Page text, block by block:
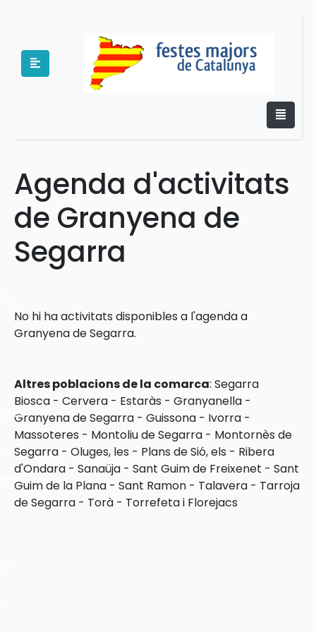
Agenda d'activitats
de Granyena de
Segarra
No hi ha activitats disponibles a l'agenda a
Granyena de Segarra.
Altres poblacions de la comarca: Segarra
Biosca - Cervera - Estaràs - Granyanella -
Granyena de Segarra - Guissona - Ivorra -
Massoteres - Montoliu de Segarra - Montornès de
Segarra - Oluges, les - Plans de Sió, els - Ribera
d'Ondara - Sanaüja - Sant Guim de Freixenet - Sant
Guim de la Plana - Sant Ramon - Talavera - Tarroja
de Segarra - Torà - Torrefeta i Florejacs